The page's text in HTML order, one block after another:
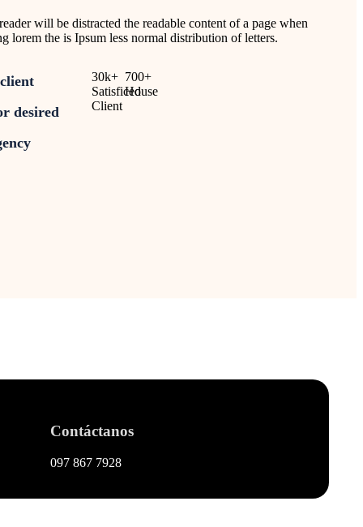
will be distracted the readable content of a page when
lorem the is Ipsum less normal distribution of letters.
desired
30k+
Satisficed
Client
700+
House
Contáctanos
097 867 7928